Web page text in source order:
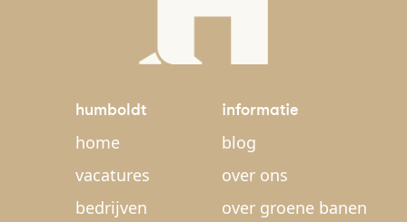
humboldt
home
vacatures
bedrijven
informatie
blog
over ons
over groene banen